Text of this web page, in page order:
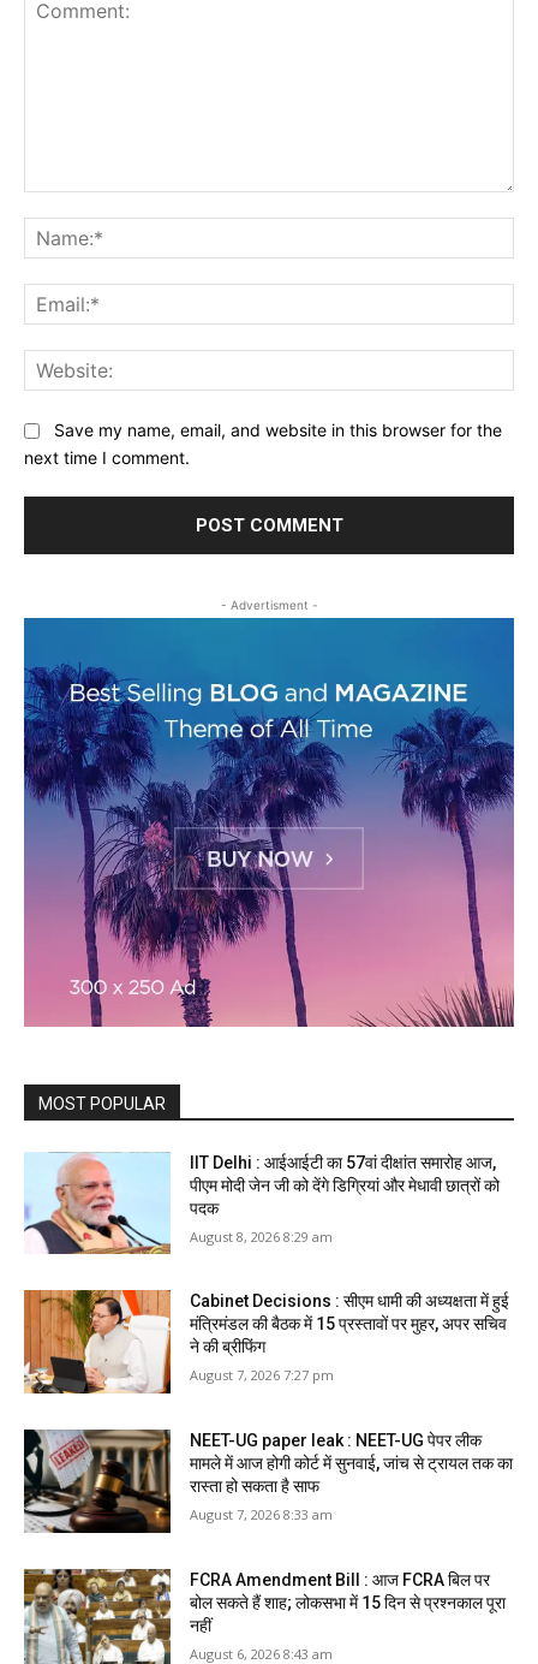
Save my name, email, and website in this browser for the
next time I comment.
- Advertisment -
MOST POPULAR
IIT Delhi : आईआईटी का 57वां दीक्षांत समारोह आज,
पीएम मोदी जेन जी को देंगे डिग्रियां और मेधावी छात्रों को
पदक
August 8, 2026 8:29 am
Cabinet Decisions : सीएम धामी की अध्यक्षता में हुई
मंत्रिमंडल की बैठक में 15 प्रस्तावों पर मुहर, अपर सचिव
ने की ब्रीफिंग
August 7, 2026 7:27 pm
NEET-UG paper leak : NEET-UG पेपर लीक
मामले में आज होगी कोर्ट में सुनवाई, जांच से ट्रायल तक का
रास्ता हो सकता है साफ
August 7, 2026 8:33 am
FCRA Amendment Bill : आज FCRA बिल पर
बोल सकते हैं शाह; लोकसभा में 15 दिन से प्रश्नकाल पूरा
नहीं
August 6, 2026 8:43 am